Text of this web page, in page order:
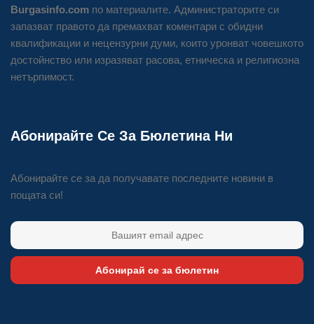
Burgasinfo.com по материалите. Администраторите си
запазват правото да премахват коментари с обидни
квалификации и нецензурни думи, които уронват човешкото
достойнство или изразяват расова, етническа и религиозна
нетърпимост.
Абонирайте Се За Бюлетина Ни
Абонирайте се за да получавате последните новини в
пощата си!
Абонирай се за бюлетин